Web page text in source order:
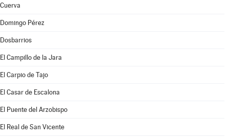
Cuerva
Domingo Pérez
Dosbarrios
El Campillo de la Jara
El Carpio de Tajo
El Casar de Escalona
El Puente del Arzobispo
El Real de San Vicente